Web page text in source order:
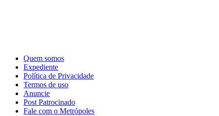
Quem somos
Expediente
Política de Privacidade
Termos de uso
Anuncie
Post Patrocinado
Fale com o Metrópoles